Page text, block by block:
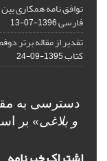
توافق نامه همکاری
فارسی1396-07-13
تقدیر از مقاله برتر
کتاب1395-09-24
دسترسی به
و بلاغی» بر